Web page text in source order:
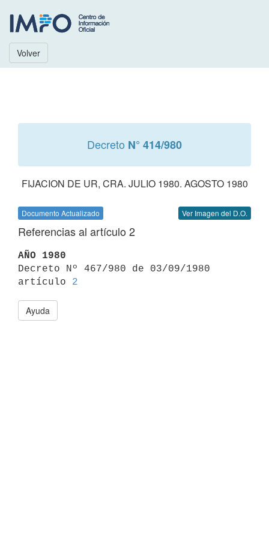
Volver
Decreto N° 414/980
FIJACION DE UR, CRA. JULIO 1980. AGOSTO 1980
Documento Actualizado Ver Imagen del D.O.
Referencias al artículo 2
AÑO 1980
Decreto Nº 467/980 de 03/09/1980
artículo 2
Ayuda